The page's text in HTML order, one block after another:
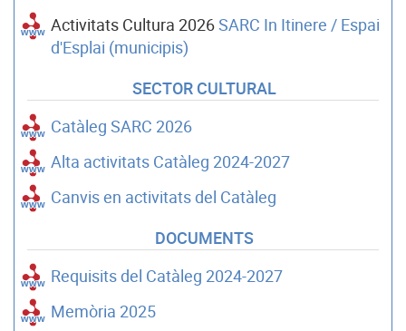
Activitats Cultura 2026SARC In Itinere / Espai
d'Esplai (municipis)
SECTOR CULTURAL
Catàleg SARC 2026
Alta activitats Catàleg 2024-2027
Canvis en activitats del Catàleg
DOCUMENTS
Requisits del Catàleg 2024-2027
Memòria 2025